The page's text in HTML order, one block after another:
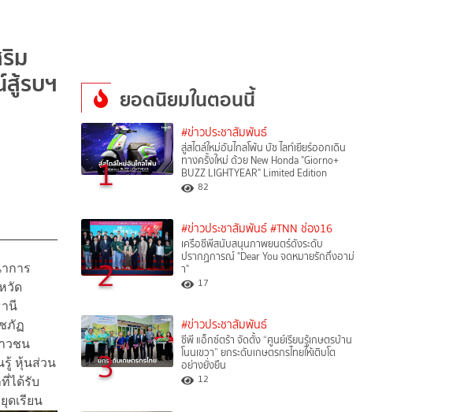
ม
สู้รบฯ
การ
วัด
นี
ภัฏ
วชน
รู้ หุ้นส่วน
ได้รับ
ดเรียน
ยอดนิยมในตอนนี้
1
#ข่าวประชาสัมพันธ์
สู่สไตล์ใหม่อันไกลโพ้น บัซ ไลท์เยียร์ออกเดิน
ทางครั้งใหม่ ด้วย New Honda "Giorno+
BUZZ LIGHTYEAR" Limited Edition
82
2
#ข่าวประชาสัมพันธ์ #TNN ช่อง16
เครือซีพีสนับสนุนภาพยนตร์ดังระดับ
ปรากฏการณ์ "Dear You จดหมายรักถึงอาม่
า"
17
3
#ข่าวประชาสัมพันธ์
ซีพี แอ็กซ์ตร้า จัดตั้ง “ศูนย์เรียนรู้เกษตรบ้าน
โนนเขวา” ยกระดับเกษตรกรไทยให้เติบโต
อย่างยั่งยืน
12